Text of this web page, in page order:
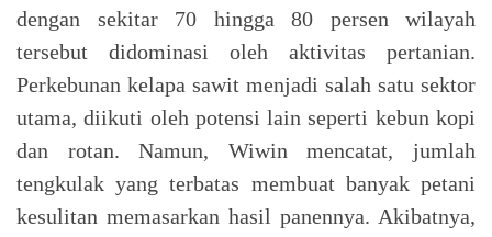
dengan sekitar 70 hingga 80 persen wilayah
tersebut didominasi oleh aktivitas pertanian.
Perkebunan kelapa sawit menjadi salah satu sektor
utama, diikuti oleh potensi lain seperti kebun kopi
dan rotan. Namun, Wiwin mencatat, jumlah
tengkulak yang terbatas membuat banyak petani
kesulitan memasarkan hasil panennya. Akibatnya,